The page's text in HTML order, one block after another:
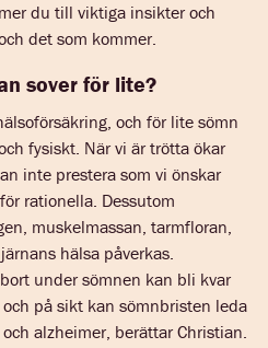
du till viktiga insikter och
det som kommer.
sover för lite?
och för lite sömn
fysiskt. När vi är trötta ökar
inte prestera som vi önskar
rationella. Dessutom
muskelmassan, tarmfloran,
hälsa påverkas.
under sömnen kan bli kvar
på sikt kan sömnbristen leda
alzheimer, berättar Christian.